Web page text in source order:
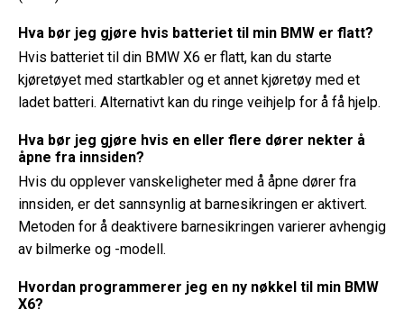
Hva bør jeg gjøre hvis batteriet til min BMW er flatt?
Hvis batteriet til din BMW X6 er flatt, kan du starte
kjøretøyet med startkabler og et annet kjøretøy med et
ladet batteri. Alternativt kan du ringe veihjelp for å få hjelp.
Hva bør jeg gjøre hvis en eller flere dører nekter å
åpne fra innsiden?
Hvis du opplever vanskeligheter med å åpne dører fra
innsiden, er det sannsynlig at barnesikringen er aktivert.
Metoden for å deaktivere barnesikringen varierer avhengig
av bilmerke og -modell.
Hvordan programmerer jeg en ny nøkkel til min BMW
X6?